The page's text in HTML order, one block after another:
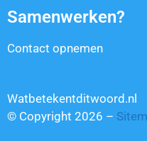
Samenwerken?
Contact opnemen
Watbetekentditwoord.nl
© Copyright 2026 –